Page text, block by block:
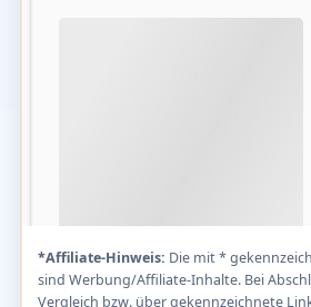
*Affiliate-Hinweis: Die mit *
sind Werbung/Affiliate-Inhalte. Bei
Vergleich bzw. über gekennzeichnete